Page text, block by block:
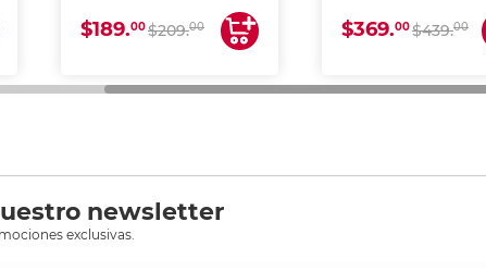
$189.00$209.00 $369.00$439.00
newsletter
exclusivas.